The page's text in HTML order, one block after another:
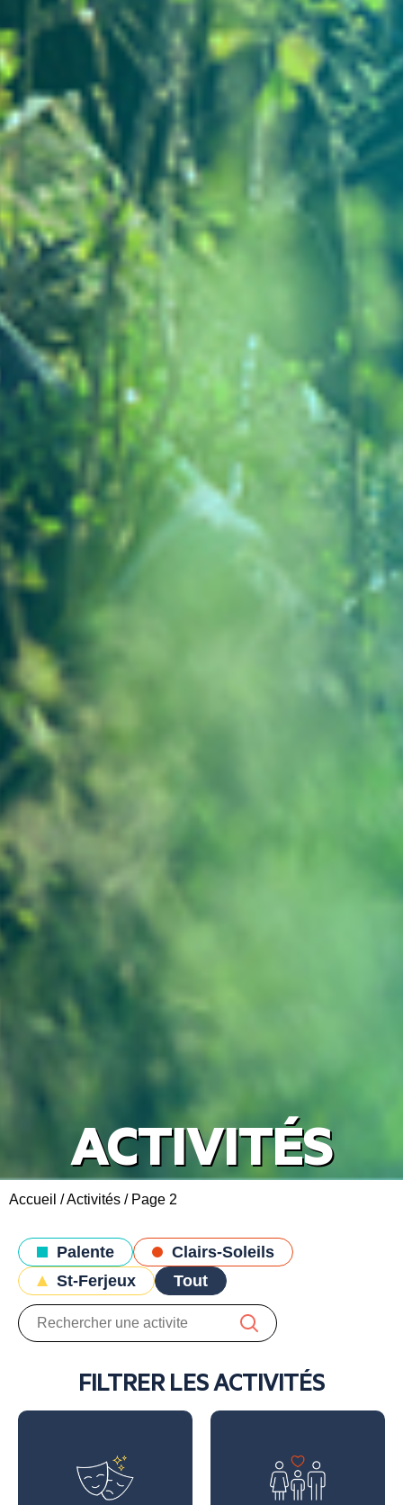
ACTIVITÉS
Accueil /Activités / Page 2
Palente
Clairs-Soleils
St-Ferjeux
Tout
FILTRER LES ACTIVITÉS